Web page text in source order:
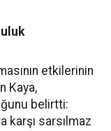
etkilerinin
Kaya,
belirtti:
karşı sarsılmaz